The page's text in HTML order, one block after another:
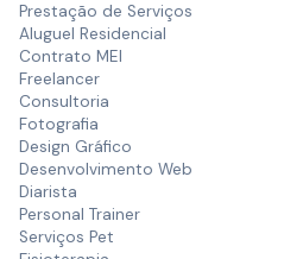
Prestação de Serviços
Aluguel Residencial
Contrato MEI
Freelancer
Consultoria
Fotografia
Design Gráfico
Desenvolvimento Web
Diarista
Personal Trainer
Serviços Pet